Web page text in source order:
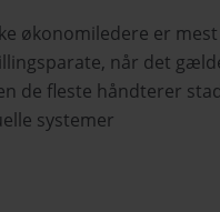
økonomiledere er mest
når det
de fleste håndterer
systemer